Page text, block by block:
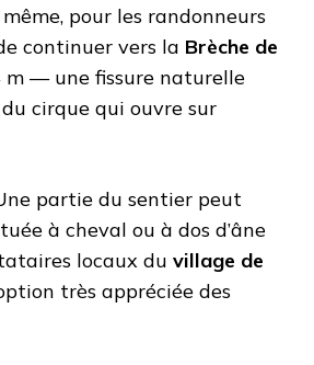
pour les randonneurs
continuer vers la Brèche de
m — une fissure naturelle
cirque qui ouvre sur
partie du sentier peut
à cheval ou à dos d’âne
locaux du village de
très appréciée des